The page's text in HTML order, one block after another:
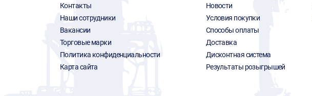
Контакты
Наши сотрудники
Вакансии
Торговые марки
Политика конфиденциальности
Карта сайта
Новости
Условия покупки
Способы оплаты
Доставка
Дисконтная система
Результаты розыгрышей